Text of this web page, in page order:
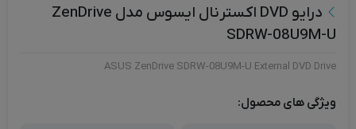
درایو DVD اکسترنال ایسوس مدل ZenDrive
SDRW-08U9M-U
ASUS ZenDrive SDRW-08U9M-U External DVD Drive
ویژگی های محصول: